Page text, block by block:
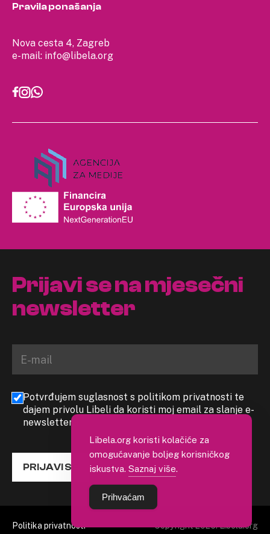
Nova cesta 4, Zagreb
e-mail: info@libela.org
Pravila ponašanja
Prijavi se na mjesečni
newsletter
Potvrđujem suglasnost s politikom privatnosti te
dajem privolu Libeli da koristi moj email za slanje e-
newslettera
PRIJAVI SE
Politika privatnosti Copyright 2026. Libela.org
Libela.org koristi kolačiće za
omogućavanje boljeg korisničkog
iskustva. Saznaj više.
Prihvaćam